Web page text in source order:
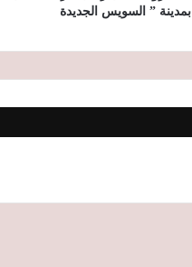
بمدينة ” السويس الجديدة